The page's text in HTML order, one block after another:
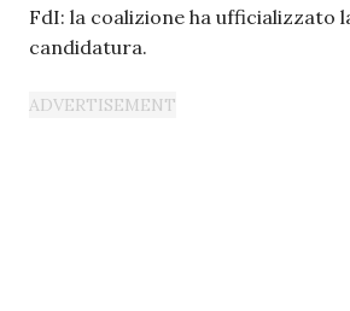
FdI: la coalizione ha ufficializzato
candidatura.